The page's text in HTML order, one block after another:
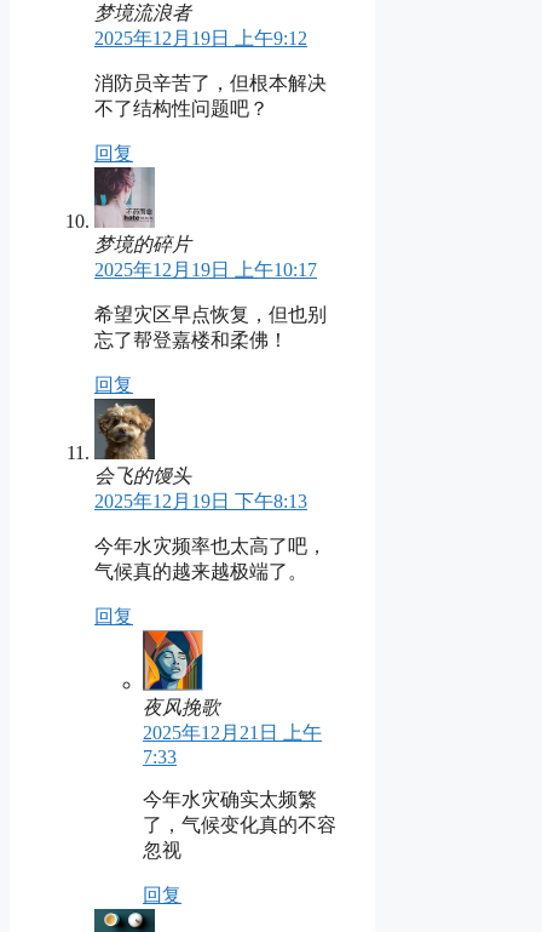
梦境流浪者
2025年12月19日 上午9:12
消防员辛苦了，但根本解决
不了结构性问题吧？
回复
梦境的碎片
2025年12月19日 上午10:17
希望灾区早点恢复，但也别
忘了帮登嘉楼和柔佛！
回复
会飞的馒头
2025年12月19日 下午8:13
今年水灾频率也太高了吧，
气候真的越来越极端了。
回复
夜风挽歌
2025年12月21日 上午
7:33
今年水灾确实太频繁
了，气候变化真的不容
忽视
回复